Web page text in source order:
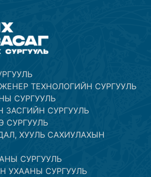
ТЕХНОЛОГИЙН СУРГУУЛЬ
СУРГУУЛЬ
ЗАСГИЙН СУРГУУЛЬ
СУРГУУЛЬ
ХУУЛЬ САХИУЛАХЫН
СУРГУУЛЬ
УХААНЫ СУРГУУЛЬ